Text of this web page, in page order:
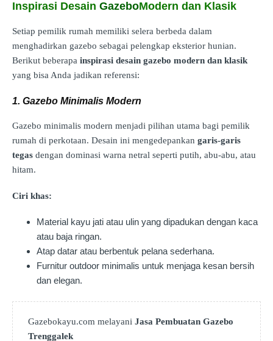
Inspirasi Desain GazeboModern dan Klasik
Setiap pemilik rumah memiliki selera berbeda dalam
menghadirkan gazebo sebagai pelengkap eksterior hunian.
Berikut beberapa inspirasi desain gazebo modern dan klasik
yang bisa Anda jadikan referensi:
1. Gazebo Minimalis Modern
Gazebo minimalis modern menjadi pilihan utama bagi pemilik
rumah di perkotaan. Desain ini mengedepankan garis-garis
tegas dengan dominasi warna netral seperti putih, abu-abu, atau
hitam.
Ciri khas:
Material kayu jati atau ulin yang dipadukan dengan kaca
atau baja ringan.
Atap datar atau berbentuk pelana sederhana.
Furnitur outdoor minimalis untuk menjaga kesan bersih
dan elegan.
Gazebokayu.com melayani Jasa Pembuatan Gazebo
Trenggalek